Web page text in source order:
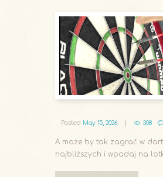
Posted May 15, 2026 308
A może by tak zagrać w
najbliższych i wpadaj na